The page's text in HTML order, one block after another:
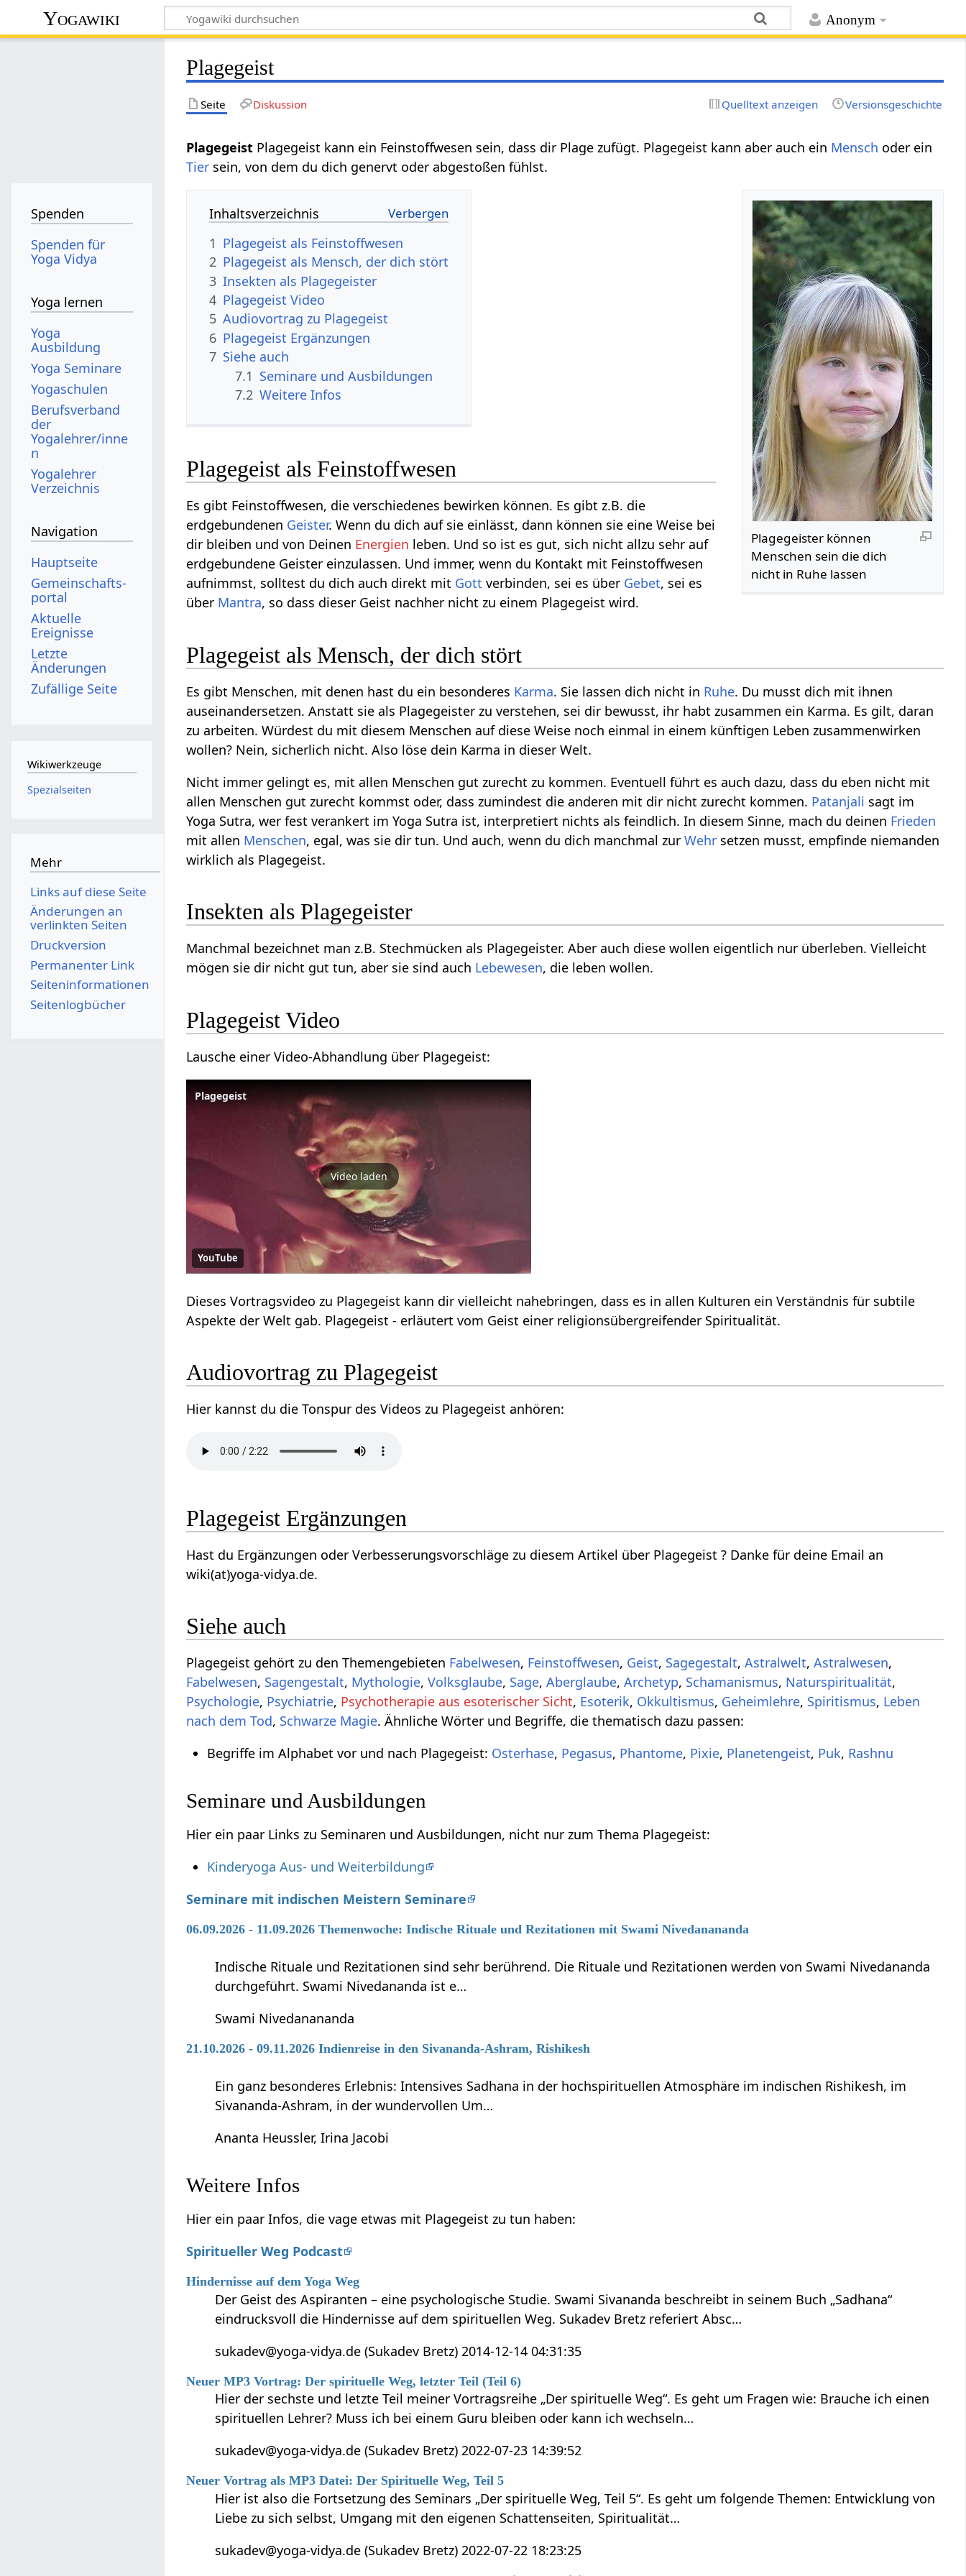
Anonym
Yogawiki
Plagegeist
Seite Diskussion Quelltext anzeigen Versionsgeschichte
Plagegeist Plagegeist kann ein Feinstoffwesen sein, dass dir Plage zufügt. Plagegeist kann aber auch ein Mensch oder ein
Tier sein, von dem du dich genervt oder abgestoßen fühlst.
Plagegeister können
Menschen sein die dich
nicht in Ruhe lassen
Inhaltsverzeichnis
1 Plagegeist als Feinstoffwesen
2 Plagegeist als Mensch, der dich stört
3 Insekten als Plagegeister
4 Plagegeist Video
5 Audiovortrag zu Plagegeist
6 Plagegeist Ergänzungen
7 Siehe auch
7.1 Seminare und Ausbildungen
7.2 Weitere Infos
Plagegeist als Feinstoffwesen
Es gibt Feinstoffwesen, die verschiedenes bewirken können. Es gibt z.B. die
erdgebundenen Geister. Wenn du dich auf sie einlässt, dann können sie eine Weise bei
dir bleiben und von Deinen Energien leben. Und so ist es gut, sich nicht allzu sehr auf
erdgebundene Geister einzulassen. Und immer, wenn du Kontakt mit Feinstoffwesen
aufnimmst, solltest du dich auch direkt mit Gott verbinden, sei es über Gebet, sei es
über Mantra, so dass dieser Geist nachher nicht zu einem Plagegeist wird.
Plagegeist als Mensch, der dich stört
Es gibt Menschen, mit denen hast du ein besonderes Karma. Sie lassen dich nicht in Ruhe. Du musst dich mit ihnen
auseinandersetzen. Anstatt sie als Plagegeister zu verstehen, sei dir bewusst, ihr habt zusammen ein Karma. Es gilt, daran
zu arbeiten. Würdest du mit diesem Menschen auf diese Weise noch einmal in einem künftigen Leben zusammenwirken
wollen? Nein, sicherlich nicht. Also löse dein Karma in dieser Welt.
Nicht immer gelingt es, mit allen Menschen gut zurecht zu kommen. Eventuell führt es auch dazu, dass du eben nicht mit
allen Menschen gut zurecht kommst oder, dass zumindest die anderen mit dir nicht zurecht kommen. Patanjali sagt im
Yoga Sutra, wer fest verankert im Yoga Sutra ist, interpretiert nichts als feindlich. In diesem Sinne, mach du deinen Frieden
mit allen Menschen, egal, was sie dir tun. Und auch, wenn du dich manchmal zurWehr setzen musst, empfinde niemanden
wirklich als Plagegeist.
Insekten als Plagegeister
Manchmal bezeichnet man z.B. Stechmücken als Plagegeister. Aber auch diese wollen eigentlich nur überleben. Vielleicht
mögen sie dir nicht gut tun, aber sie sind auch Lebewesen, die leben wollen.
Plagegeist Video
Lausche einer Video-Abhandlung über Plagegeist:
Plagegeist
Video laden
YouTube
Dieses Vortragsvideo zu Plagegeist kann dir vielleicht nahebringen, dass es in allen Kulturen ein Verständnis für subtile
Aspekte der Welt gab. Plagegeist - erläutert vom Geist einer religionsübergreifender Spiritualität.
Audiovortrag zu Plagegeist
Hier kannst du die Tonspur des Videos zu Plagegeist anhören:
Plagegeist Ergänzungen
Hast du Ergänzungen oder Verbesserungsvorschläge zu diesem Artikel über Plagegeist ? Danke für deine Email an
wiki(at)yoga-vidya.de.
Siehe auch
Plagegeist gehört zu den Themengebieten Fabelwesen, Feinstoffwesen, Geist, Sagegestalt,Astralwelt,Astralwesen,
Fabelwesen, Sagengestalt, Mythologie,Volksglaube, Sage,Aberglaube,Archetyp, Schamanismus, Naturspiritualität,
Psychologie, Psychiatrie, Psychotherapie aus esoterischer Sicht, Esoterik, Okkultismus, Geheimlehre, Spiritismus, Leben
nach dem Tod, Schwarze Magie. Ähnliche Wörter und Begriffe, die thematisch dazu passen:
Begriffe im Alphabet vor und nach Plagegeist: Osterhase, Pegasus, Phantome, Pixie, Planetengeist, Puk, Rashnu
Seminare und Ausbildungen
Hier ein paar Links zu Seminaren und Ausbildungen, nicht nur zum Thema Plagegeist:
Kinderyoga Aus- und Weiterbildung
Seminare mit indischen Meistern Seminare
06.09.2026 - 11.09.2026 Themenwoche: Indische Rituale und Rezitationen mit Swami Nivedanananda
Indische Rituale und Rezitationen sind sehr berührend. Die Rituale und Rezitationen werden von Swami Nivedananda
durchgeführt. Swami Nivedananda ist e…
Swami Nivedanananda
21.10.2026 - 09.11.2026 Indienreise in den Sivananda-Ashram, Rishikesh
Ein ganz besonderes Erlebnis: Intensives Sadhana in der hochspirituellen Atmosphäre im indischen Rishikesh, im
Sivananda-Ashram, in der wundervollen Um…
Ananta Heussler, Irina Jacobi
Weitere Infos
Hier ein paar Infos, die vage etwas mit Plagegeist zu tun haben:
Spiritueller Weg Podcast
Hindernisse auf dem Yoga Weg
Der Geist des Aspiranten – eine psychologische Studie. Swami Sivananda beschreibt in seinem Buch „Sadhana“
eindrucksvoll die Hindernisse auf dem spirituellen Weg. Sukadev Bretz referiert Absc…
sukadev@yoga-vidya.de (Sukadev Bretz) 2014-12-14 04:31:35
Neuer MP3 Vortrag: Der spirituelle Weg, letzter Teil (Teil 6)
Hier der sechste und letzte Teil meiner Vortragsreihe „Der spirituelle Weg“. Es geht um Fragen wie: Brauche ich einen
spirituellen Lehrer? Muss ich bei einem Guru bleiben oder kann ich wechseln…
sukadev@yoga-vidya.de (Sukadev Bretz) 2022-07-23 14:39:52
Neuer Vortrag als MP3 Datei: Der Spirituelle Weg, Teil 5
Hier ist also die Fortsetzung des Seminars „Der spirituelle Weg, Teil 5“. Es geht um folgende Themen: Entwicklung von
Liebe zu sich selbst, Umgang mit den eigenen Schattenseiten, Spiritualität…
sukadev@yoga-vidya.de (Sukadev Bretz) 2022-07-22 18:23:25
Spenden
Spenden für
Yoga Vidya
Yoga lernen
Yoga
Ausbildung
Yoga Seminare
Yogaschulen
Berufsverband
der
Yogalehrer/inne
n
Yogalehrer
Verzeichnis
Navigation
Hauptseite
Gemeinschafts­
portal
Aktuelle
Ereignisse
Letzte
Änderungen
Zufällige Seite
Wikiwerkzeuge
Spezialseiten
Mehr
Links auf diese Seite
Änderungen an
verlinkten Seiten
Druckversion
Permanenter Link
Seiten­­informationen
Seitenlogbücher